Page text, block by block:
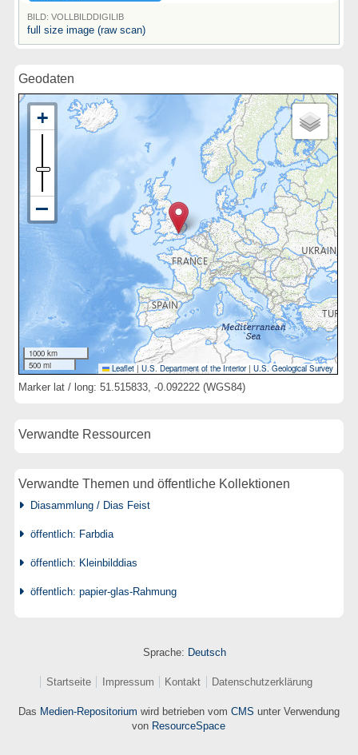
BILD: VOLLBILDDIGILIB
full size image (raw scan)
Geodaten
1000 km
500 mi
Leaflet | U.S. Department of the Interior|U.S. Geological Survey
Marker lat / long: 51.515833, -0.092222 (WGS84)
Verwandte Ressourcen
Verwandte Themen und öffentliche Kollektionen
Diasammlung / Dias Feist
öffentlich: Farbdia
öffentlich: Kleinbilddias
öffentlich: papier-glas-Rahmung
Sprache: Deutsch
Startseite Impressum Kontakt Datenschutzerklärung
Das Medien-Repositorium wird betrieben vom CMS unter Verwendung
von ResourceSpace